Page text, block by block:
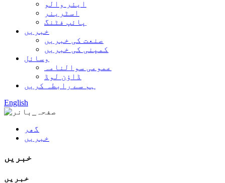
ایئر والو
اسٹرینر
پائپ فٹنگ
خبریں
صنعت کی خبریں
کمپنی کی خبریں
وسائل
عمومی سوالنامہ
ڈاؤن لوڈ
ہم سے رابطہ کریں
English
گھر
خبریں
خبریں
خبریں